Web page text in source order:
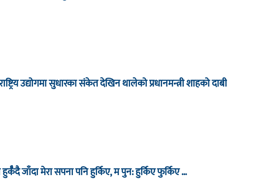
उद्योगमा सुधारका संकेत देखिन थालेको प्रधानमन्त्री शाहको दाबी
हुर्कँदै जाँदा मेरा सपना पनि हुर्किए, म पुन: हुर्किए फुर्किए …